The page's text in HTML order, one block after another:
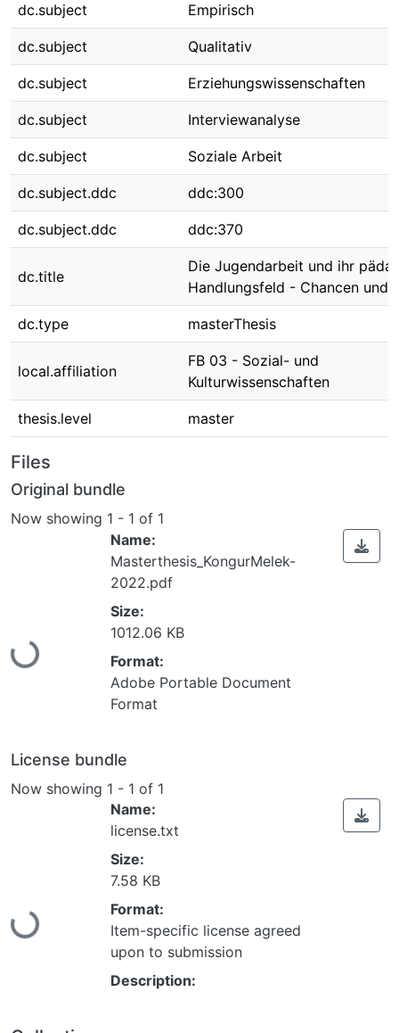
dc.subject Empirisch
dc.subject Qualitativ
dc.subject Erziehungswissenschaften
dc.subject Interviewanalyse
dc.subject Soziale Arbeit
dc.subject.ddc ddc:300
dc.subject.ddc ddc:370
dc.title
Die Jugendarbeit und ihr
Handlungsfeld - Chancen und
dc.type masterThesis
local.affiliation
FB 03 - Sozial- und
Kulturwissenschaften
thesis.level master
Files
Original bundle
Now showing 1 - 1 of 1
Loading...
Name:
Masterthesis_KongurMelek-
2022.pdf
Size:
1012.06 KB
Format:
Adobe Portable Document
Format
License bundle
Now showing 1 - 1 of 1
Loading...
Name:
license.txt
Size:
7.58 KB
Format:
Item-specific license agreed
upon to submission
Description: